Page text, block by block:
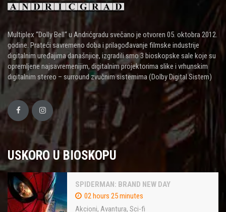
Multiplex “Dolly Bell“ u Andrićgradu svečano je otvoren 05. oktobra 2012.
godine. Prateći savremeno doba i prilagođavanje filmske industrije
digitalnim uređajima današnjice, izgradili smo 3 bioskopske sale koje su
opremljene najsavremenijim, digitalnim projektorima slike i vrhunskim
digitalnim stereo – surround zvučnim sistemima (Dolby Digital Sistem)
USKORO U BIOSKOPU
SPIDERMAN: BRAND NEW DAY
02 hours 25 minutes
Akcioni, Avantura, Sci-fi